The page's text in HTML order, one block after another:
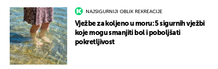
NAJSIGURNIJI OBLIK REKREACIJE
Vježbe za koljeno u moru: 5 sigurnih vježbi
koje mogu smanjiti bol i poboljšati
pokretljivost